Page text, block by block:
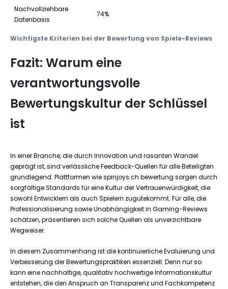
Wichtigste Kriterien bei der Bewertung von Spiele-Reviews
Nachvollziehbare
Datenbasis
74%
Fazit: Warum eine
verantwortungsvolle
Bewertungskultur der Schlüssel
ist
In einer Branche, die durch Innovation und rasanten Wandel
geprägt ist, sind verlässliche Feedback-Quellen für alle Beteiligten
grundlegend. Plattformen wie spinjoys.ch bewertung sorgen durch
sorgfältige Standards für eine Kultur der Vertrauenwürdigkeit, die
sowohl Entwicklern als auch Spielern zugutekommt. Für alle, die
Professionalisierung sowie Unabhängigkeit in Gaming-Reviews
schätzen, präsentieren sich solche Quellen als unverzichtbare
Wegweiser.
In diesem Zusammenhang ist die kontinuierliche Evaluierung und
Verbesserung der Bewertungspraktiken essenziell. Denn nur so
kann eine nachhaltige, qualitativ hochwertige Informationskultur
entstehen, die den Anspruch an Transparenz und Fachkompetenz